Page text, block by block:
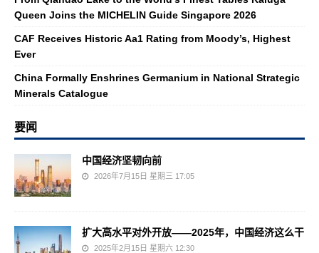
Queen Joins the MICHELIN Guide Singapore 2026
CAF Receives Historic Aa1 Rating from Moody’s, Highest
Ever
China Formally Enshrines Germanium in National Strategic
Minerals Catalogue
要闻
中国经济坚韧向前
2026年7月15日 星期三 17:05
扩大高水平对外开放——2025年，中国经济这么干
2025年2月15日 星期六 12:30